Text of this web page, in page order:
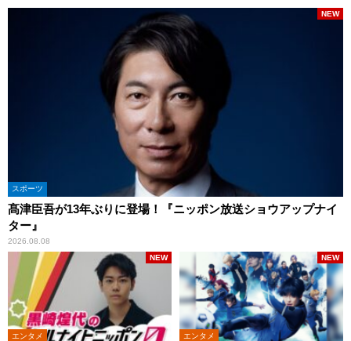
スポーツ
髙津臣吾が13年ぶりに登場！『ニッポン放送ショウアップナイ
ター』
2026.08.08
NEW
エンタメ
NEW
エンタメ
NEW